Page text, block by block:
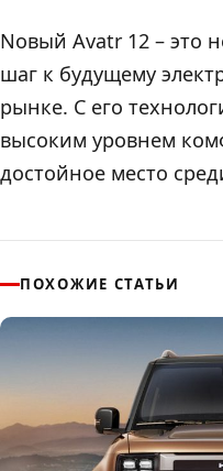
Nовый Avatr 12 – это
шаг к будущему
рынке. С его
высоким уровнем
достойное место
ПОХОЖИЕ СТАТЬИ